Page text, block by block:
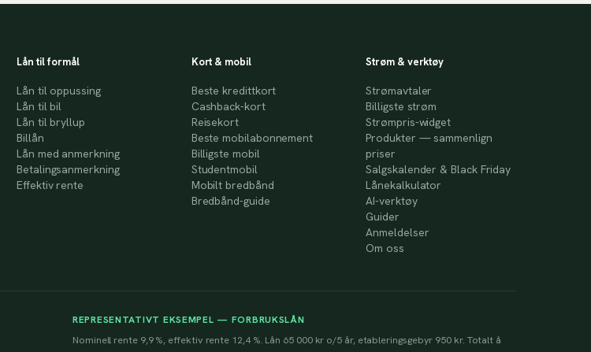
Lån til formål
Lån til oppussing
Lån til bil
Lån til bryllup
Billån
Lån med anmerkning
Betalingsanmerkning
Effektiv rente
Kort & mobil
Beste kredittkort
Cashback-kort
Reisekort
Beste mobilabonnement
Billigste mobil
Studentmobil
Mobilt bredbånd
Bredbånd-guide
Strøm & verktøy
Strømavtaler
Billigste strøm
Strømpris-widget
Produkter — sammenlign
priser
Salgskalender & Black Friday
Lånekalkulator
AI-verktøy
Guider
Anmeldelser
Om oss
REPRESENTATIVT EKSEMPEL — FORBRUKSLÅN
Nominell rente 9,9 %, effektiv rente 12,4 %. Lån 65 000 kr o/5 år, etableringsgebyr 950 kr. Totalt å